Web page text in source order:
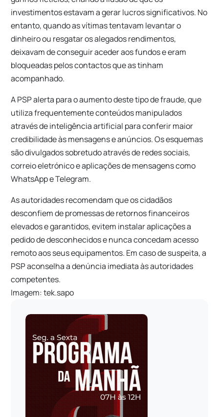
investimentos estavam a gerar lucros significativos. No
entanto, quando as vítimas tentavam levantar o
dinheiro ou resgatar os alegados rendimentos,
deixavam de conseguir aceder aos fundos e eram
bloqueadas pelos contactos que as tinham
acompanhado.
A PSP alerta para o aumento deste tipo de fraude, que
utiliza frequentemente conteúdos manipulados
através de inteligência artificial para conferir maior
credibilidade às mensagens e anúncios. Os esquemas
são divulgados sobretudo através de redes sociais,
correio eletrónico e aplicações de mensagens como
WhatsApp e Telegram.
As autoridades recomendam que os cidadãos
desconfiem de promessas de retornos financeiros
elevados e garantidos, evitem instalar aplicações a
pedido de desconhecidos e nunca concedam acesso
remoto aos seus equipamentos. Em caso de suspeita, a
PSP aconselha a denúncia imediata às autoridades
competentes.
Imagem: tek.sapo